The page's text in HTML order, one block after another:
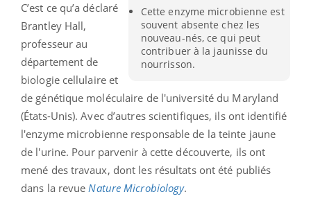
Cette enzyme microbienne est
souvent absente chez les
nouveau-nés, ce qui peut
contribuer à la jaunisse du
nourrisson.
C’est ce qu’a déclaré
Brantley Hall,
professeur au
département de
biologie cellulaire et
de génétique moléculaire de l'université du Maryland
(États-Unis). Avec d’autres scientifiques, ils ont identifié
l'enzyme microbienne responsable de la teinte jaune
de l'urine. Pour parvenir à cette découverte, ils ont
mené des travaux, dont les résultats ont été publiés
dans la revueNature Microbiology.